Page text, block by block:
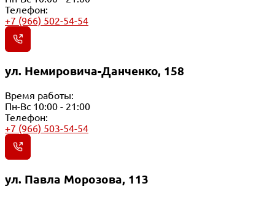
Телефон:
+7 (966) 502-54-54
ул. Немировича-Данченко, 158
Время работы:
Пн-Вс 10:00 - 21:00
Телефон:
+7 (966) 503-54-54
ул. Павла Морозова, 113